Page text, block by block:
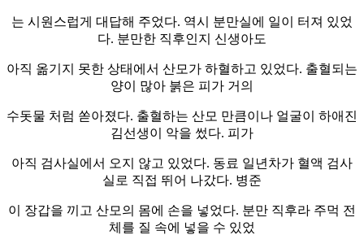
는 시원스럽게 대답해 주었다. 역시 분만실에 일이 터져 있었
다. 분만한 직후인지 신생아도
아직 옮기지 못한 상태에서 산모가 하혈하고 있었다. 출혈되는
양이 많아 붉은 피가 거의
수돗물 처럼 쏟아졌다. 출혈하는 산모 만큼이나 얼굴이 하애진
김선생이 악을 썼다. 피가
아직 검사실에서 오지 않고 있었다. 동료 일년차가 혈액 검사
실로 직접 뛰어 나갔다. 병준
이 장갑을 끼고 산모의 몸에 손을 넣었다. 분만 직후라 주먹 전
체를 질 속에 넣을 수 있었